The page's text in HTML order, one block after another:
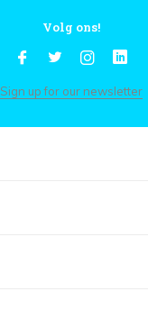
Volg ons!
Sign up for our newsletter